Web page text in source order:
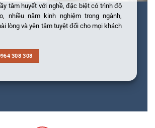
tâm huyết với nghề, đặc biệt có trình độ
nhiều năm kinh nghiệm trong ngành,
lòng và yên tâm tuyệt đối cho mọi khách
308 308